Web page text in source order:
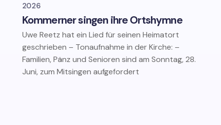
Kommerner singen ihre Ortshymne
2026
Uwe Reetz hat ein Lied für seinen Heimatort
geschrieben – Tonaufnahme in der Kirche: –
Familien, Pänz und Senioren sind am Sonntag, 28.
Juni, zum Mitsingen aufgefordert